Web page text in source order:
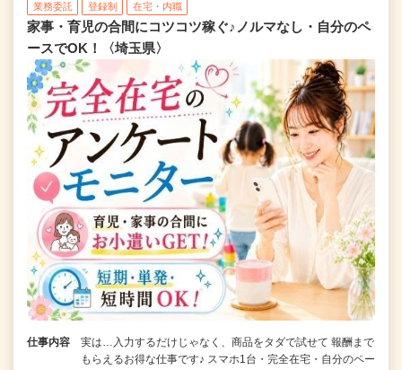
業務委託 登録制 在宅・内職
家事・育児の合間にコツコツ稼ぐ♪ノルマなし・自分のペ
ースでOK！〈埼玉県〉
仕事内容
実は…入力するだけじゃなく、商品をタダで試せて 報酬まで
もらえるお得な仕事です♪ スマホ1台・完全在宅・自分のペー